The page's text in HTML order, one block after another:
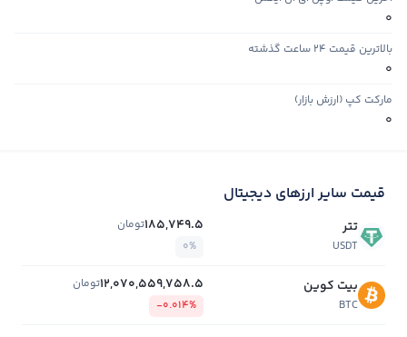
0
بالاترین قیمت ۲۴ ساعت گذشته
0
مارکت کپ (ارزش بازار)
0
قیمت سایر ارزهای دیجیتال
تتر
USDT
185,749.5تومان
0%
بیت کوین
BTC
12,070,559,758.5تومان
-0.014%